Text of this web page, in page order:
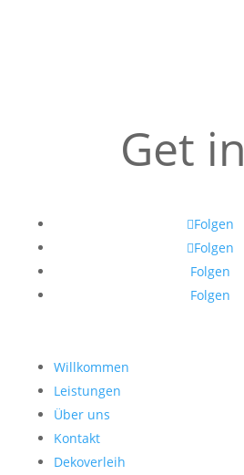
Get in
Folgen
Folgen
Folgen
Folgen
Willkommen
Leistungen
Über uns
Kontakt
Dekoverleih